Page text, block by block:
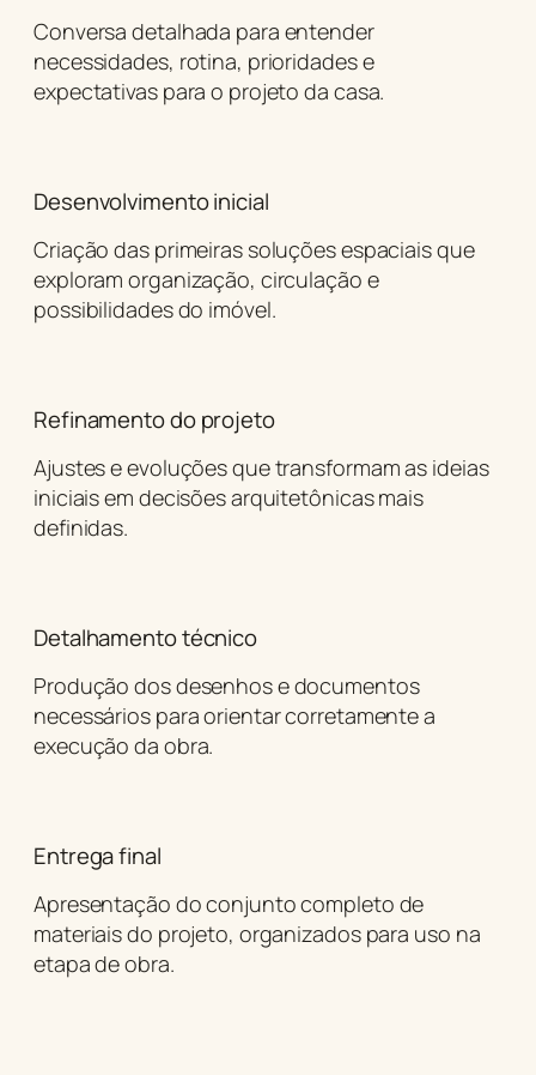
Conversa detalhada para entender
necessidades, rotina, prioridades e
expectativas para o projeto da casa.
Desenvolvimento inicial
Criação das primeiras soluções espaciais que
exploram organização, circulação e
possibilidades do imóvel.
Refinamento do projeto
Ajustes e evoluções que transformam as ideias
iniciais em decisões arquitetônicas mais
definidas.
Detalhamento técnico
Produção dos desenhos e documentos
necessários para orientar corretamente a
execução da obra.
Entrega final
Apresentação do conjunto completo de
materiais do projeto, organizados para uso na
etapa de obra.